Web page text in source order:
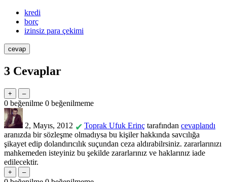
kredi
borç
izinsiz para çekimi
3 Cevaplar
0 beğenilme 0 beğenilmeme
2, Mayıs, 2012 ✔ Toprak Ufuk Erinç tarafından cevaplandı
aranızda bir sözleşme olmadıysa bu kişiler hakkında savcılığa
şikayet edip dolandırıcılık suçundan ceza aldırabilrsiniz. zararlarınızı
mahkemeden isteyiniz bu şekilde zararlarınız ve haklarınız iade
edilecektir.